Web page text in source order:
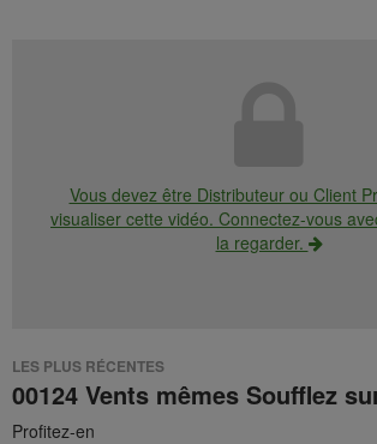
Vous devez être Distributeur ou Client
visualiser cette vidéo. Connectez-vous
la regarder.
LES PLUS RÉCENTES
00124 Vents mêmes Soufflez
Profitez-en